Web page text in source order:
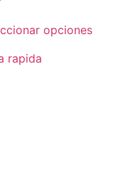
opciones
rapida